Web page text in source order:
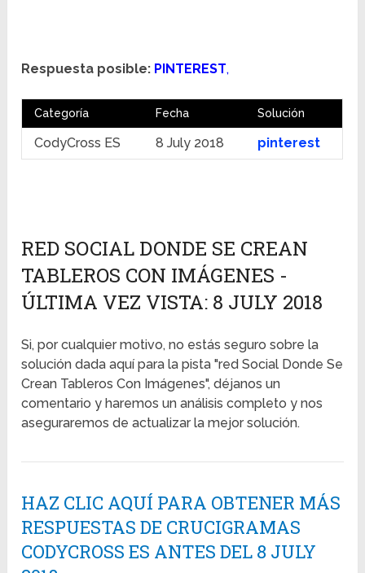
Respuesta posible: PINTEREST,
Categoría Fecha Solución
CodyCross ES 8 July 2018 pinterest
RED SOCIAL DONDE SE CREAN
TABLEROS CON IMÁGENES -
ÚLTIMA VEZ VISTA: 8 JULY 2018
Si, por cualquier motivo, no estás seguro sobre la
solución dada aquí para la pista "red Social Donde Se
Crean Tableros Con Imágenes", déjanos un
comentario y haremos un análisis completo y nos
aseguraremos de actualizar la mejor solución.
HAZ CLIC AQUÍ PARA OBTENER MÁS
RESPUESTAS DE CRUCIGRAMAS
CODYCROSS ES ANTES DEL 8 JULY